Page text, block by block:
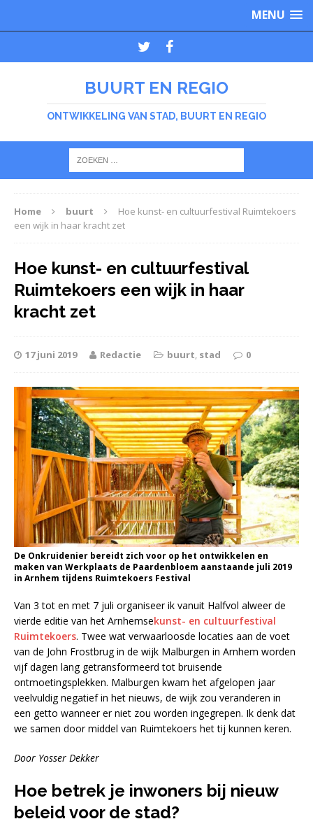
MENU
BUURT EN REGIO
ONTWIKKELING VAN STAD, BUURT EN REGIO
Home buurt
Hoe kunst- en cultuurfestival Ruimtekoers
een wijk in haar kracht zet
Hoe kunst- en cultuurfestival
Ruimtekoers een wijk in haar
kracht zet
17 juni 2019 Redactie buurt, stad 0
De Onkruidenier bereidt zich voor op het ontwikkelen en
maken van Werkplaats de Paardenbloem aanstaande juli 2019
in Arnhem tijdens Ruimtekoers Festival
Van 3 tot en met 7 juli organiseer ik vanuit Halfvol alweer de
vierde editie van het Arnhemsekunst- en cultuurfestival
Ruimtekoers. Twee wat verwaarloosde locaties aan de voet
van de John Frostbrug in de wijk Malburgen in Arnhem worden
vijf dagen lang getransformeerd tot bruisende
ontmoetingsplekken. Malburgen kwam het afgelopen jaar
veelvuldig negatief in het nieuws, de wijk zou veranderen in
een getto wanneer er niet zou worden ingegrepen. Ik denk dat
we samen door middel van Ruimtekoers het tij kunnen keren.
Door Yosser Dekker
Hoe betrek je inwoners bij nieuw
beleid voor de stad?